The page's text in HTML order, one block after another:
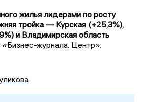
жилья лидерами по росту
тройка — Курская (+25,3%),
и Владимирская область
«Бизнес-журнала. Центр».